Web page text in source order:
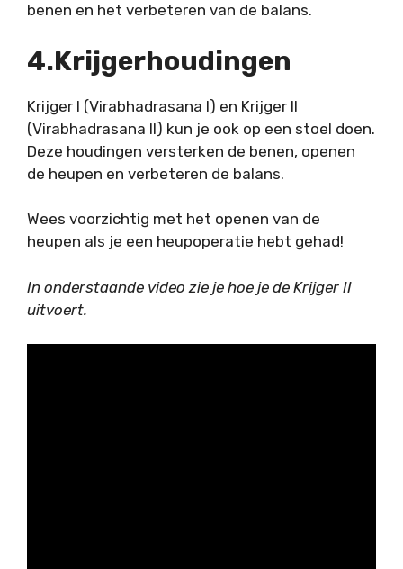
benen en het verbeteren van de balans.
4.Krijgerhoudingen
Krijger I (Virabhadrasana I) en Krijger II
(Virabhadrasana II) kun je ook op een stoel doen.
Deze houdingen versterken de benen, openen
de heupen en verbeteren de balans.
Wees voorzichtig met het openen van de
heupen als je een heupoperatie hebt gehad!
In onderstaande video zie je hoe je de Krijger II
uitvoert.